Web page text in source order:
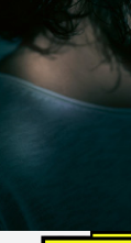
AUS
JEDERMANN
GESÄNGE